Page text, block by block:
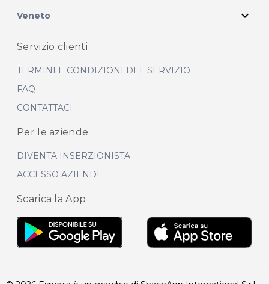
Veneto expand_more
Servizio clienti
TERMINI E CONDIZIONI DEL SERVIZIO
FAQ
CONTATTACI
Per le aziende
DIVENTA INSERZIONISTA
ACCESSO AZIENDE
Scarica la App